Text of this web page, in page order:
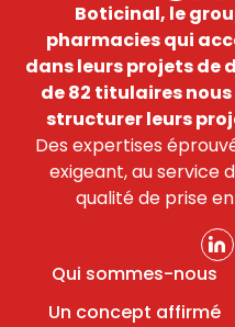
Boticinal, le
pharmacies qui
dans leurs projets de
de 82 titulaires
structurer leurs
Des expertises
exigeant, au service
qualité de prise
Qui sommes-nous
Un concept affirmé